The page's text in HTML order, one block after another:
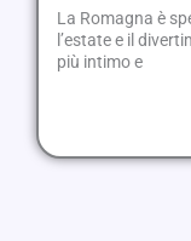
La Romagna è
l’estate e il
più intimo e